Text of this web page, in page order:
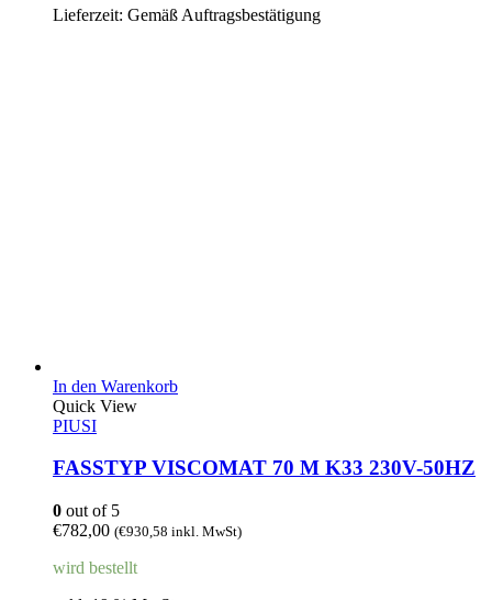
Lieferzeit: Gemäß Auftragsbestätigung
In den Warenkorb
Quick View
PIUSI
FASSTYP VISCOMAT 70 M K33 230V-50HZ
0 out of 5
€782,00 (€930,58 inkl. MwSt)
wird bestellt